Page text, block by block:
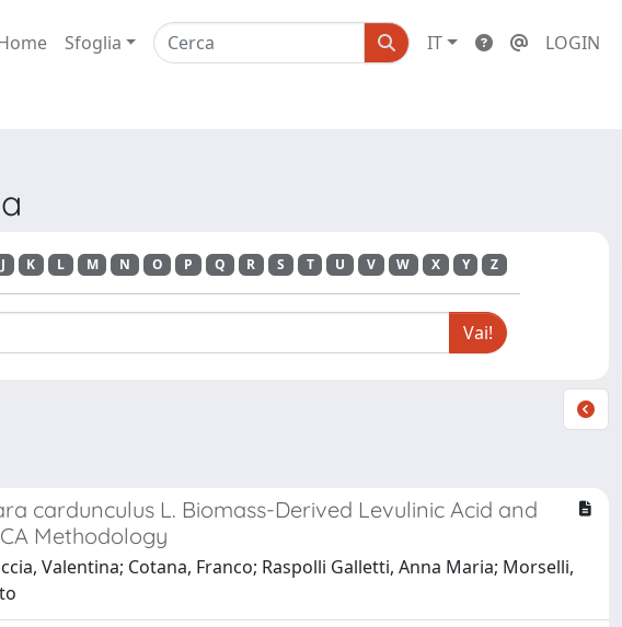
Sfoglia IT LOGIN
J K L M N O P Q R S T U V W X Y Z
cardunculus L. Biomass-Derived Levulinic Acid and
Methodology
Valentina; Cotana, Franco; Raspolli Galletti, Anna Maria; Morselli,